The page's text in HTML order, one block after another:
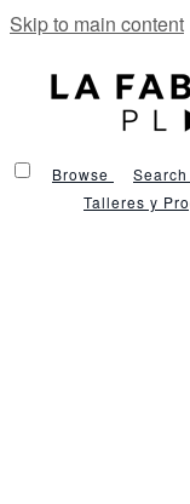
Skip to main content
Browse Search
Talleres y